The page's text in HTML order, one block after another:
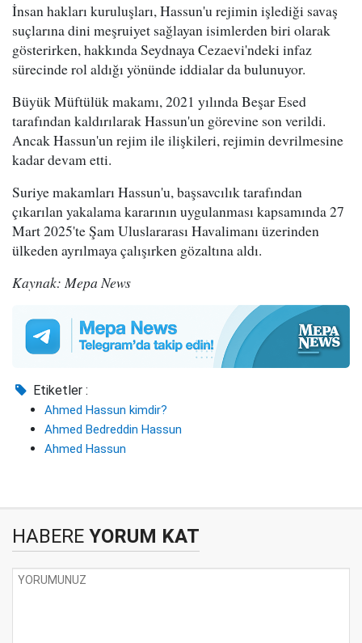
İnsan hakları kuruluşları, Hassun'u rejimin işlediği savaş
suçlarına dini meşruiyet sağlayan isimlerden biri olarak
gösterirken, hakkında Seydnaya Cezaevi'ndeki infaz
sürecinde rol aldığı yönünde iddialar da bulunuyor.
Büyük Müftülük makamı, 2021 yılında Beşar Esed
tarafından kaldırılarak Hassun'un görevine son verildi.
Ancak Hassun'un rejim ile ilişkileri, rejimin devrilmesine
kadar devam etti.
Suriye makamları Hassun'u, başsavcılık tarafından
çıkarılan yakalama kararının uygulanması kapsamında 27
Mart 2025'te Şam Uluslararası Havalimanı üzerinden
ülkeden ayrılmaya çalışırken gözaltına aldı.
Kaynak: Mepa News
Etiketler :
Ahmed Hassun kimdir?
Ahmed Bedreddin Hassun
Ahmed Hassun
HABERE YORUM KAT